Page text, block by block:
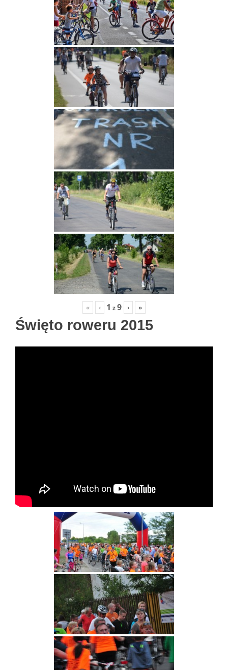
« ‹ 1 z9 › »
Święto roweru 2015